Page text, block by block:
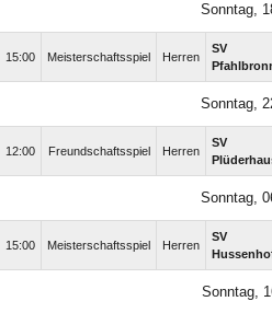
Sonntag,
15:00 Meisterschaftsspiel Herren
SV
Sonntag,
12:00 Freundschaftsspiel Herren
SV
Sonntag,
15:00 Meisterschaftsspiel Herren
SV
Sonntag,